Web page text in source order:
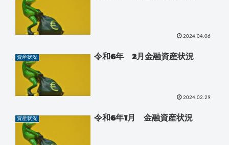
2024.04.06
資産状況 令和6年 2月金融資産状況
2024.02.29
資産状況 令和6年1月 金融資産状況